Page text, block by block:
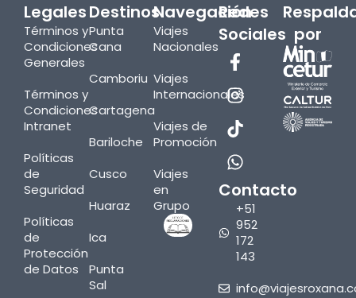
Legales
Términos y
Condiciones
Generales
Términos y
Condiciones
Intranet
Políticas
de
Seguridad
Políticas
de
Protección
de Datos
Destinos
Punta
Cana
Camboriu
Cartagena
Bariloche
Cusco
Huaraz
Ica
Punta
Sal
Navegación
Viajes
Nacionales
Viajes
Internacionales
Viajes de
Promoción
Viajes
en
Grupo
Redes
Sociales
Contacto
+51
952
172
143
por